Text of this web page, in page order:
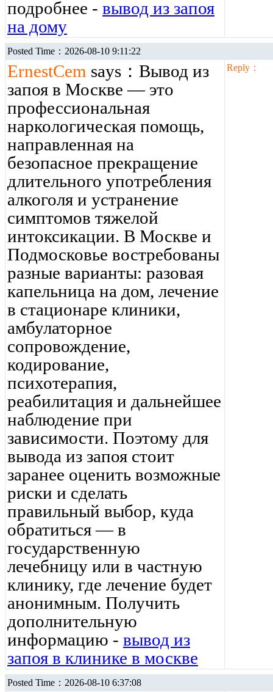
подробнее - вывод из запоя
на дому
Posted Time：2026-08-10 9:11:22
ErnestCem says：Вывод из
запоя в Москве — это
профессиональная
наркологическая помощь,
направленная на
безопасное прекращение
длительного употребления
алкоголя и устранение
симптомов тяжелой
интоксикации. В Москве и
Подмосковье востребованы
разные варианты: разовая
капельница на дом, лечение
в стационаре клиники,
амбулаторное
сопровождение,
кодирование,
психотерапия,
реабилитация и дальнейшее
наблюдение при
зависимости. Поэтому для
вывода из запоя стоит
заранее оценить возможные
риски и сделать
правильный выбор, куда
обратиться — в
государственную
лечебницу или в частную
клинику, где лечение будет
анонимным. Получить
дополнительную
информацию - вывод из
запоя в клинике в москве
Reply：
Posted Time：2026-08-10 6:37:08